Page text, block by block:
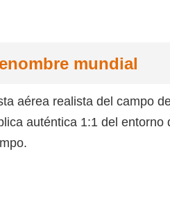
mundial
aérea realista del campo
auténtica 1:1 del entorno